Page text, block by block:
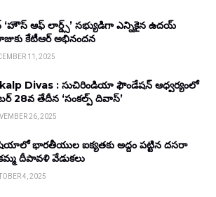
‘హౌస్ ఆఫ్ లార్డ్స్’ సభ్యుడిగా ఎన్నికైన ఉదయ్
కేటీఆర్ అభినందన
11, 2025
Divas : సుచిరిండియా ఫౌండేషన్ ఆధ్వర్యంలో
28వ తేదీన ‘సంకల్ప్ దివాస్’
26, 2025
భారతీయుల ఐక్యతకు అద్దం పట్టిన దసరా
దీపావళి వేడుకలు
4, 2025